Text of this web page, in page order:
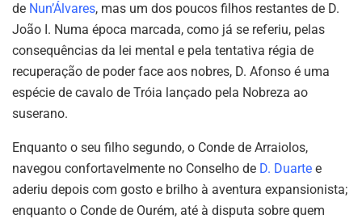
de Nun’Álvares, mas um dos poucos filhos restantes de D.
João I. Numa época marcada, como já se referiu, pelas
consequências da lei mental e pela tentativa régia de
recuperação de poder face aos nobres, D. Afonso é uma
espécie de cavalo de Tróia lançado pela Nobreza ao
suserano.
Enquanto o seu filho segundo, o Conde de Arraiolos,
navegou confortavelmente no Conselho de D. Duarte e
aderiu depois com gosto e brilho à aventura expansionista;
enquanto o Conde de Ourém, até à disputa sobre quem